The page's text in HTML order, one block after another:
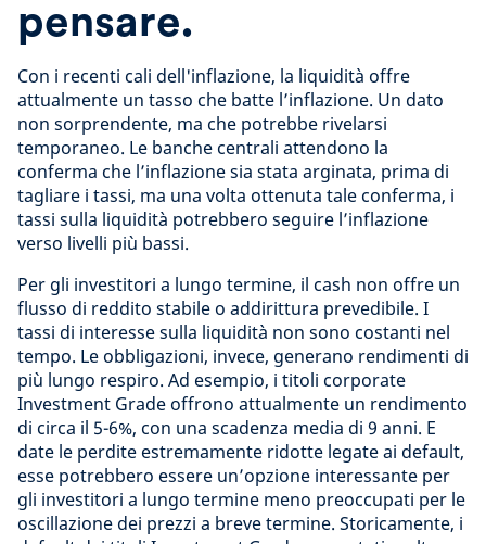
pensare.
Con i recenti cali dell'inflazione, la liquidità offre
attualmente un tasso che batte l’inflazione. Un dato
non sorprendente, ma che potrebbe rivelarsi
temporaneo. Le banche centrali attendono la
conferma che l’inflazione sia stata arginata, prima di
tagliare i tassi, ma una volta ottenuta tale conferma, i
tassi sulla liquidità potrebbero seguire l’inflazione
verso livelli più bassi.
Per gli investitori a lungo termine, il cash non offre un
flusso di reddito stabile o addirittura prevedibile. I
tassi di interesse sulla liquidità non sono costanti nel
tempo. Le obbligazioni, invece, generano rendimenti di
più lungo respiro. Ad esempio, i titoli corporate
Investment Grade offrono attualmente un rendimento
di circa il 5-6%, con una scadenza media di 9 anni. E
date le perdite estremamente ridotte legate ai default,
esse potrebbero essere un’opzione interessante per
gli investitori a lungo termine meno preoccupati per le
oscillazione dei prezzi a breve termine. Storicamente, i